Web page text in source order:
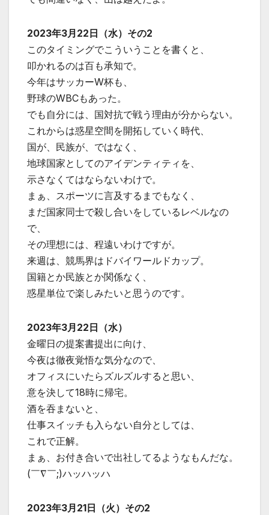
2023年3月22日（水）その2
このタイミングでこういうことを書くと、
叩かれるのは百も承知で。
今年はサッカーW杯も、
野球のWBCもあった。
でも自分には、国対抗で戦う理由が分からない。
これからは惑星空間を開拓していく時代、
国が、民族が、ではなく、
地球国家としてのアイデンティティを、
示さなくてはならないわけで。
まぁ、スポーツに言及するまでもなく、
まだ国家同士で殺し合いをしているレベルなの
で、
その理想には、程遠いわけですが。
来週は、競馬界はドバイワールドカップ。
国籍とか民族とか関係なく、
惑星単位で楽しみたいと思うのです。
2023年3月22日（水）
金曜日の提案書提出に向け、
今夜は徹夜覚悟な気分なので、
オフィスにいたらズルズルすると思い、
意を決して18時に帰宅。
酒を吞まないと、
仕事スイッチも入らない自分としては、
これで正解。
まぁ、お付き合いで出社してるようなもんだな。
(￣∇￣;)ハッハッハ
2023年3月21日（火）その2